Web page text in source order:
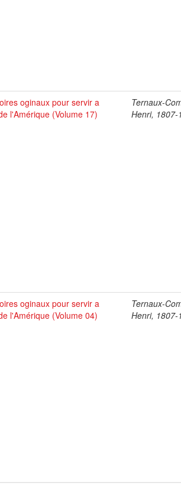
oginaux pour servir a
l'Amérique (Volume 17)
Ternaux-
Henri, 1807-
oginaux pour servir a
l'Amérique (Volume 04)
Ternaux-
Henri, 1807-